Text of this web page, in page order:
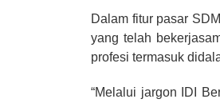
Dalam fitur pasar
yang telah
profesi termasuk
“Melalui jargon IDI